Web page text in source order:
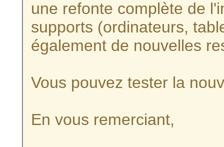
une refonte complète de
supports (ordinateurs,
également de nouvelles
Vous pouvez tester la
En vous remerciant,